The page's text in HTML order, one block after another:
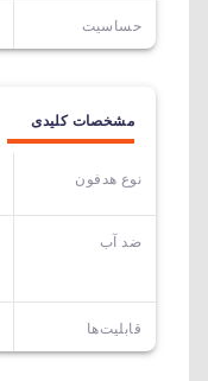
حساسیت
مشخصات کلیدی
نوع هدفون
ضد آب
قابلیت‌ها